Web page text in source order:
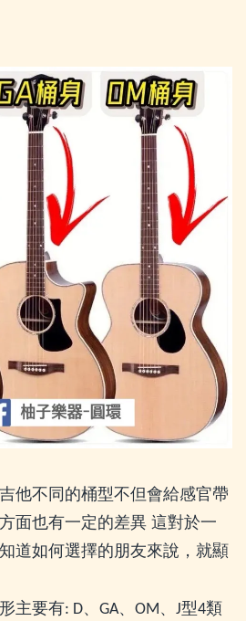
他不同的桶型不但會給感官帶
面也有一定的差異 這對於一
道如何選擇的朋友來說，就顯
主要有: D、 GA、 OM 、 J型4類